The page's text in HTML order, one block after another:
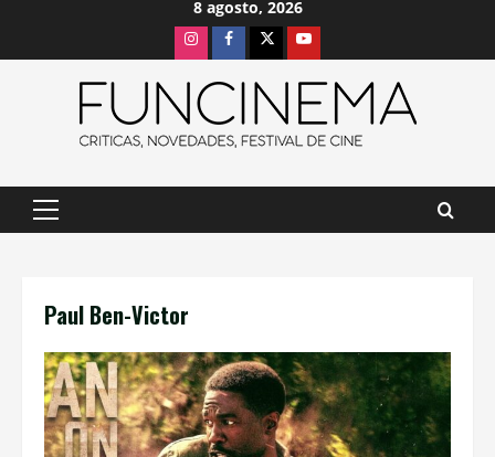
8 agosto, 2026
InstagramFacebook
X Youtube
Menú
Paul Ben-Victor